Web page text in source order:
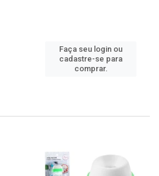
Faça seu login ou
cadastre-se para
comprar.